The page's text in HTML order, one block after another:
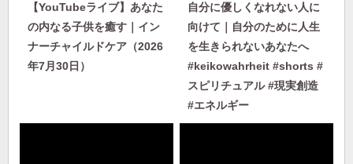
【YouTubeライブ】あなた
の内なる子供を癒す｜イン
ナーチャイルドケア（2026
年7月30日）
自分に優しくなれない人に
向けて｜自分のために人生
を生きられないあなたへ
#keikowahrheit #shorts #
スピリチュアル #現実創造
#エネルギー